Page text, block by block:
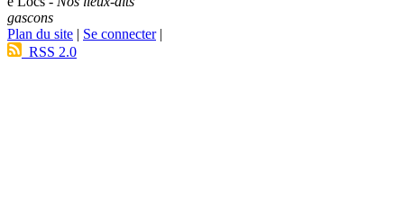
gascons
Plan du site | Se connecter|
RSS 2.0